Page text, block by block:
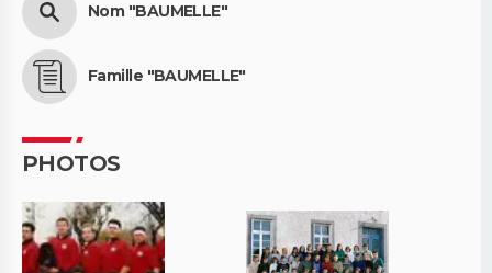
Nom "BAUMELLE"
Famille "BAUMELLE"
PHOTOS